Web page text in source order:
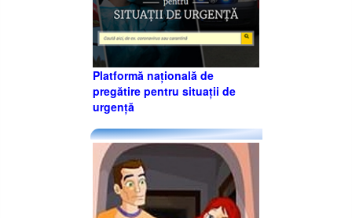
Platformă națională de
pregătire pentru situații de
urgență